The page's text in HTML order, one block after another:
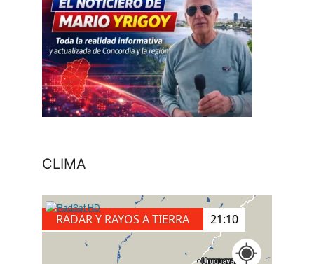
CLIMA
RADAR Y RAYOS A TIERRA 21:20